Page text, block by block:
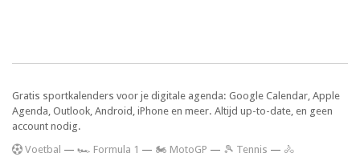
Gratis sportkalenders voor je digitale agenda: Google Calendar, Apple
Agenda, Outlook, Android, iPhone en meer. Altijd up-to-date, en geen
account nodig.
Voetbal — 🏎️ Formula 1 — 🏍 MotoGP — 🎾 Tennis — 🚴